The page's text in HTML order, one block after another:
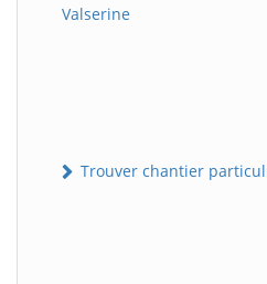
Valserine
Trouver chantier